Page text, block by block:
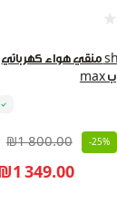
منقي هواء كهربائي shark hp300EU
max ب
₪1 800.00 -25%
₪1 349.00